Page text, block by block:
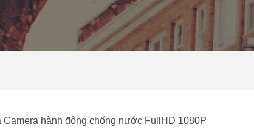
Camera hành động chống nước FullHD 1080P